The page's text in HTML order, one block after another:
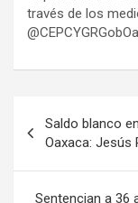
través de los
de
entradas
Saldo blanco
Oaxaca: Jesús
Sentencian a 36